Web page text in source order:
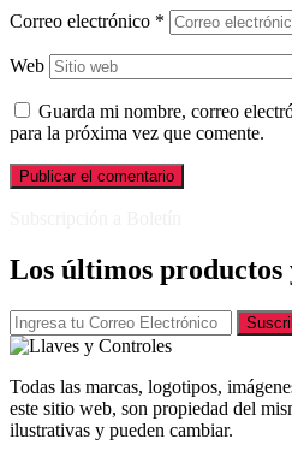
Correo electrónico *
Web
Guarda mi nombre, correo
para la próxima vez que comente.
Los últimos productos
Todas las marcas, logotipos,
este sitio web, son propiedad del
ilustrativas y pueden cambiar.